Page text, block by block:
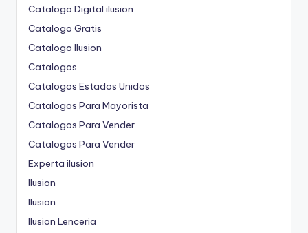
Catalogo Digital ilusion
Catalogo Gratis
Catalogo Ilusion
Catalogos
Catalogos Estados Unidos
Catalogos Para Mayorista
Catalogos Para Vender
Catalogos Para Vender
Experta ilusion
Ilusion
Ilusion
Ilusion Lenceria